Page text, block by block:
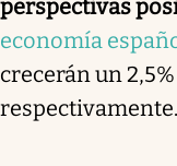
perspectivas
economía
crecerán un
respectivamente.